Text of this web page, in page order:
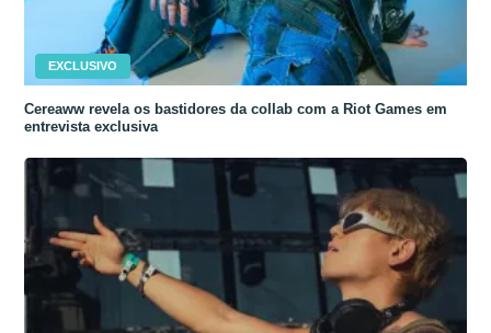
EXCLUSIVO
Cereaww revela os bastidores da collab com a Riot Games em
entrevista exclusiva